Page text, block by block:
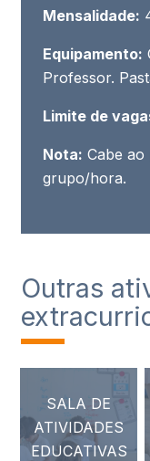
Mensalidade:
Equipamento:
Professor.
Limite de
Nota: Cabe
grupo/hora.
Outras
SALA DE
ATIVIDADES
EDUCATIVAS